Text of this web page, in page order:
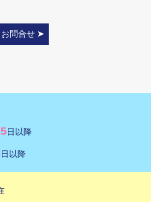
お問合せ
日以降
日以降